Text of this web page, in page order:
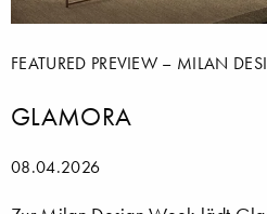
FEATURED PREVIEW – MILAN
GLAMORA
08.04.2026